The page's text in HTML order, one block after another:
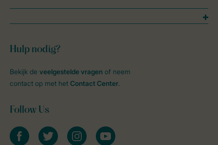
Hulp nodig?
Bekijk de veelgestelde vragen of neem
contact op met het Contact Center.
Follow Us
facebooktwitter instagramyoutube